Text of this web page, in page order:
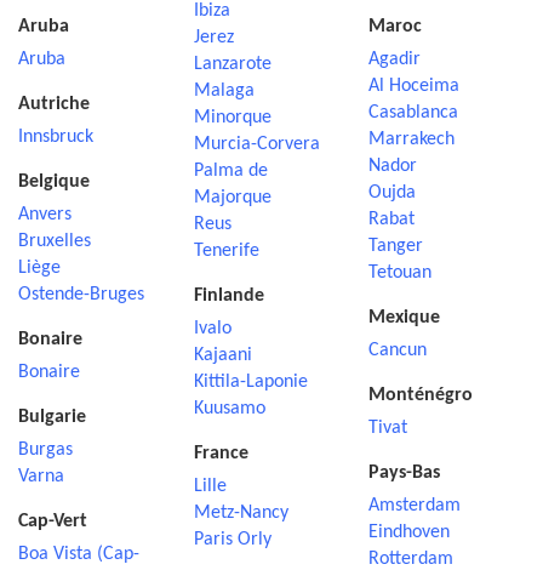
Aruba
Aruba
Autriche
Innsbruck
Belgique
Anvers
Bruxelles
Liège
Ostende-Bruges
Bonaire
Bonaire
Bulgarie
Burgas
Varna
Cap-Vert
Boa Vista (Cap-
Ibiza
Jerez
Lanzarote
Malaga
Minorque
Murcia-Corvera
Palma de
Majorque
Reus
Tenerife
Finlande
Ivalo
Kajaani
Kittila-Laponie
Kuusamo
France
Lille
Metz-Nancy
Paris Orly
Maroc
Agadir
Al Hoceima
Casablanca
Marrakech
Nador
Oujda
Rabat
Tanger
Tetouan
Mexique
Cancun
Monténégro
Tivat
Pays-Bas
Amsterdam
Eindhoven
Rotterdam